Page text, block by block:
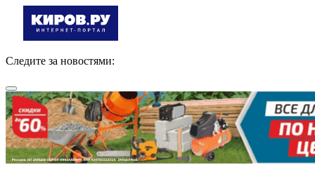
Следите за новостями: